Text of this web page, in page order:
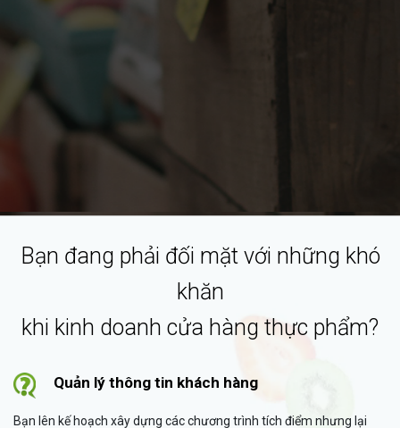
Bạn đang phải đối mặt với những khó
khăn
khi kinh doanh cửa hàng thực phẩm?
Quản lý thông tin khách hàng
Bạn lên kế hoạch xây dựng các chương trình tích điểm nhưng lại